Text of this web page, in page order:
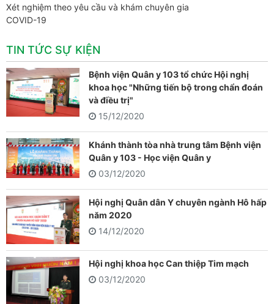
Xét nghiệm theo yêu cầu và khám chuyên gia
COVID-19
TIN TỨC SỰ KIỆN
Bệnh viện Quân y 103 tổ chức Hội nghị
khoa học "Những tiến bộ trong chẩn đoán
và điều trị"
15/12/2020
Khánh thành tòa nhà trung tâm Bệnh viện
Quân y 103 - Học viện Quân y
03/12/2020
Hội nghị Quân dân Y chuyên ngành Hô hấp
năm 2020
14/12/2020
Hội nghị khoa học Can thiệp Tim mạch
03/12/2020